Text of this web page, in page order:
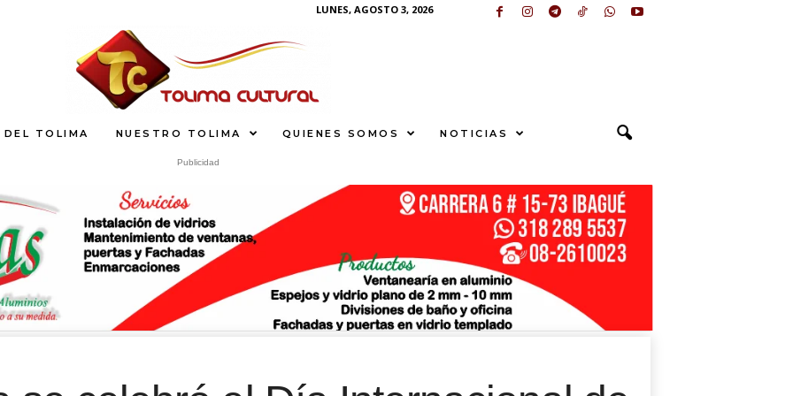
LUNES, AGOSTO 3, 2026
DEL TOLIMA NUESTRO TOLIMA QUIENES SOMOS NOTICIAS
Publicidad